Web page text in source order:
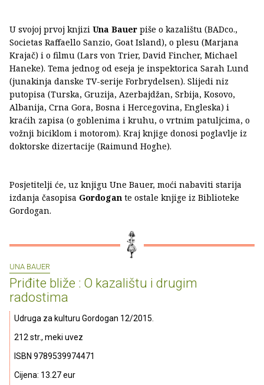
U svojoj prvoj knjizi Una Bauer piše o kazalištu (BADco.,
Societas Raffaello Sanzio, Goat Island), o plesu (Marjana
Krajač) i o filmu (Lars von Trier, David Fincher, Michael
Haneke). Tema jednog od eseja je inspektorica Sarah Lund
(junakinja danske TV-serije Forbrydelsen). Slijedi niz
putopisa (Turska, Gruzija, Azerbajdžan, Srbija, Kosovo,
Albanija, Crna Gora, Bosna i Hercegovina, Engleska) i
kraćih zapisa (o goblenima i kruhu, o vrtnim patuljcima, o
vožnji biciklom i motorom). Kraj knjige donosi poglavlje iz
doktorske dizertacije (Raimund Hoghe).
Posjetitelji će, uz knjigu Une Bauer, moći nabaviti starija
izdanja časopisa Gordogan te ostale knjige iz Biblioteke
Gordogan.
UNA BAUER
Priđite bliže : O kazalištu i drugim
radostima
Udruga za kulturu Gordogan 12/2015.
212 str., meki uvez
ISBN 9789539974471
Cijena: 13.27 eur